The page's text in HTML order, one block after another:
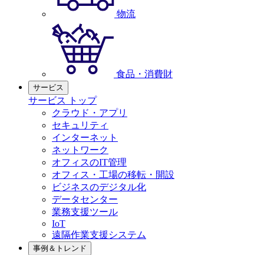
物流
食品・消費財
サービス
サービス トップ
クラウド・アプリ
セキュリティ
インターネット
ネットワーク
オフィスのIT管理
オフィス・工場の移転・開設
ビジネスのデジタル化
データセンター
業務支援ツール
IoT
遠隔作業支援システム
事例＆トレンド